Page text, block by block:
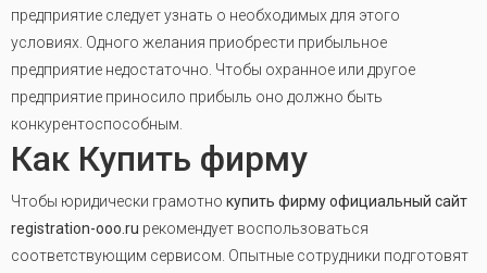
предприятие следует узнать о необходимых для этого
условиях. Одного желания приобрести прибыльное
предприятие недостаточно. Чтобы охранное или другое
предприятие приносило прибыль оно должно быть
конкурентоспособным.
Как Купить фирму
Чтобы юридически грамотно купить фирму официальный сайт
registration-ooo.ru рекомендует воспользоваться
соответствующим сервисом. Опытные сотрудники подготовят